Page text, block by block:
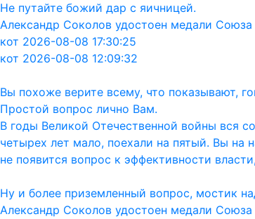
Не путайте божий дар с яичницей.
Александр Соколов удостоен медали
кот 2026-08-08 17:30:25
кот 2026-08-08 12:09:32
Вы похоже верите всему, что показывают,
Простой вопрос лично Вам.
В годы Великой Отечественной войны вся
четырех лет мало, поехали на пятый. Вы
не появится вопрос к эффективности
Ну и более приземленный вопрос, мостик
Александр Соколов удостоен медали